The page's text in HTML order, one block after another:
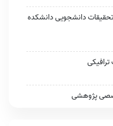
دانشجویی دانشکده
پژوهشی